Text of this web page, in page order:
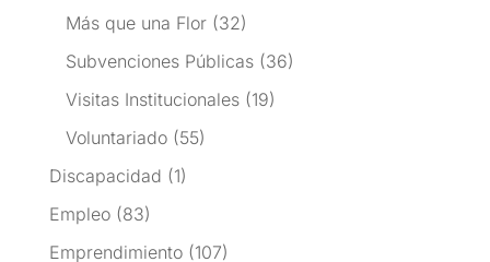
Más que una Flor(32)
Subvenciones Públicas(36)
Visitas Institucionales(19)
Voluntariado(55)
Discapacidad (1)
Empleo(83)
Emprendimiento(107)